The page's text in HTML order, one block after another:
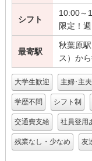
シフト
10:00～
限定！
最寄駅
秋葉原
ス）か
大学生歓迎 主婦･主
学歴不問 シフト制
交通費支給 社員登用
残業なし・少なめ 友